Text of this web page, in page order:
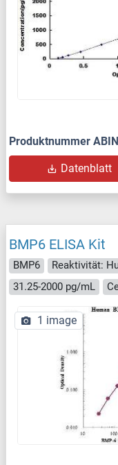
Produktnummer
Datenblatt
BMP6 ELISA Kit
BMP6 Reaktivität:
31.25-2000 pg/mL
1 image